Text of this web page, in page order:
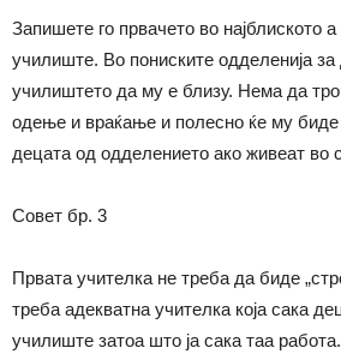
Запишете го првачето во најблиското
училиште. Во пониските одделенија за
училиштето да му е близу. Нема да
одење и враќање и полесно ќе му биде
децата од одделението ако живеат во
Совет бр. 3
Првата учителка не треба да биде
треба адекватна учителка која сака
училиште затоа што ја сака таа